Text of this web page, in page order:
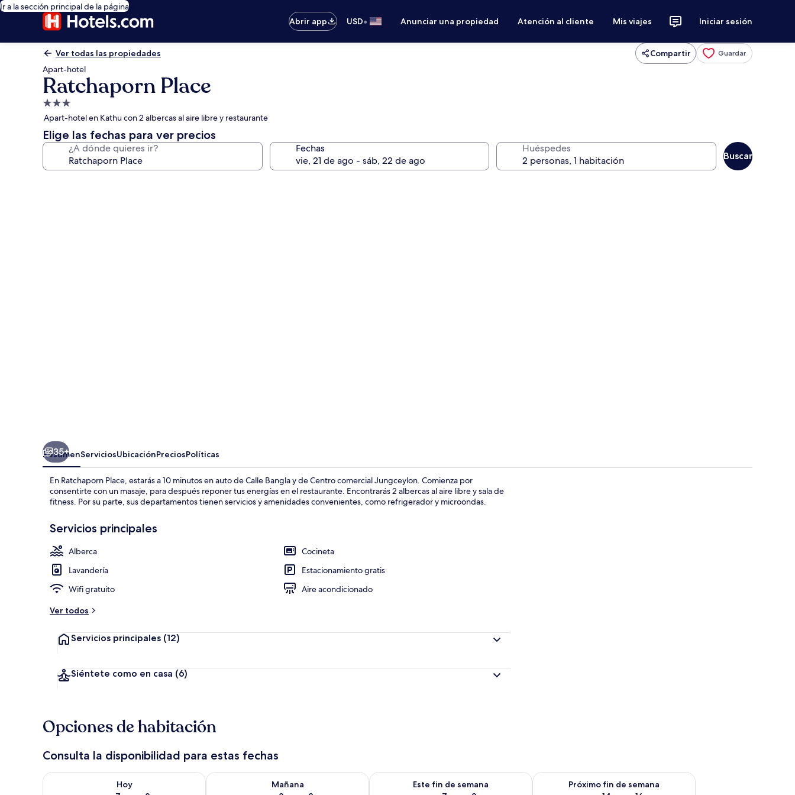
Ir a la sección principal de la página
Abrir app
USD• Anunciar una propiedad Atención al cliente Mis viajes Iniciar sesión
Ver todas las propiedades Compartir Guardar
Apart-hotel
Ratchaporn Place
Propiedad
de
3.0
estrellas
Apart-hotel en Kathu con 2 albercas al aire libre y restaurante
Elige las fechas para ver precios
¿A dónde quieres ir? Fechas Huéspedes
Buscar
Servicios de la habitación
35+
ResumenServiciosUbicaciónPreciosPolíticas
En Ratchaporn Place, estarás a 10 minutos en auto de Calle Bangla y de Centro comercial Jungceylon. Comienza por
consentirte con un masaje, para después reponer tus energías en el restaurante. Encontrarás 2 albercas al aire libre y sala de
fitness. Por su parte, sus departamentos tienen servicios y amenidades convenientes, como refrigerador y microondas.
Servicios principales
Alberca
Cocineta
Lavandería
Estacionamiento gratis
Wifi gratuito
Aire acondicionado
Ver todos
Servicios principales (12)
Siéntete como en casa (6)
Opciones de habitación
Consulta la disponibilidad para estas fechas
Hoy
Consulta la disponibilidad para hoy ago 7 - ago 8
Mañana
Consulta la disponibilidad para mañana ago 8 - ago 9
Este fin de semana
Consulta la disponibilidad para este fin de semana ago 7 - ago 9
Próximo fin de semana
Consulta la disponibilidad para el próximo fin de semana ago